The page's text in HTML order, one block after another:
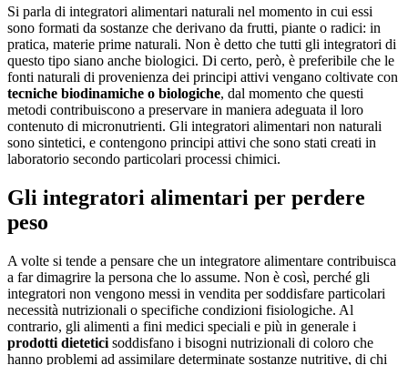
Si parla di integratori alimentari naturali nel momento in cui essi
sono formati da sostanze che derivano da frutti, piante o radici: in
pratica, materie prime naturali. Non è detto che tutti gli integratori di
questo tipo siano anche biologici. Di certo, però, è preferibile che le
fonti naturali di provenienza dei principi attivi vengano coltivate con
tecniche biodinamiche o biologiche, dal momento che questi
metodi contribuiscono a preservare in maniera adeguata il loro
contenuto di micronutrienti. Gli integratori alimentari non naturali
sono sintetici, e contengono principi attivi che sono stati creati in
laboratorio secondo particolari processi chimici.
Gli integratori alimentari per perdere
peso
A volte si tende a pensare che un integratore alimentare contribuisca
a far dimagrire la persona che lo assume. Non è così, perché gli
integratori non vengono messi in vendita per soddisfare particolari
necessità nutrizionali o specifiche condizioni fisiologiche. Al
contrario, gli alimenti a fini medici speciali e più in generale i
prodotti dietetici soddisfano i bisogni nutrizionali di coloro che
hanno problemi ad assimilare determinate sostanze nutritive, di chi